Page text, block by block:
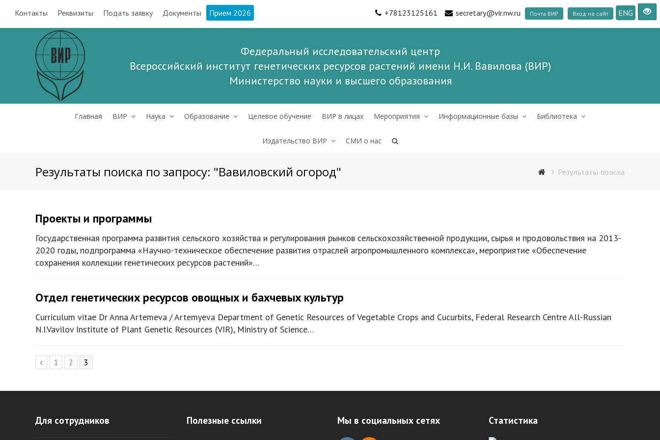
Контакты Реквизиты Подать заявку Документы Прием 2026 +78123125161 secretary@vir.nw.ru Почта ВИР Вход на сайт ENG
Федеральный исследовательский центр
Всероссийский институт генетических ресурсов растений имени Н.И. Вавилова (ВИР)
Министерство науки и высшего образования
Главная ВИР Наука Образование Целевое обучение ВИР в лицах Мероприятия Информационные базы Библиотека
Издательство ВИР СМИ о нас
Результаты поиска по запросу: "Вавиловский огород" Результаты поиска
Проекты и программы
Государственная программа развития сельского хозяйства и регулирования рынков сельскохозяйственной продукции, сырья и продовольствия на 2013-
2020 годы, подпрограмма «Научно-техническое обеспечение развития отраслей агропромышленного комплекса», мероприятие «Обеспечение
сохранения коллекции генетических ресурсов растений»…
Отдел генетических ресурсов овощных и бахчевых культур
Curriculum vitae Dr Anna Artemeva / Artemyeva Department of Genetic Resources of Vegetable Crops and Cucurbits, Federal Research Centre All-Russian
N.I.Vavilov Institute of Plant Genetic Resources (VIR), Ministry of Science…
Предыдущий
Page
1 Page
2 Page
3
Для сотрудников Полезные ссылки Мы в социальных сетях Статистика